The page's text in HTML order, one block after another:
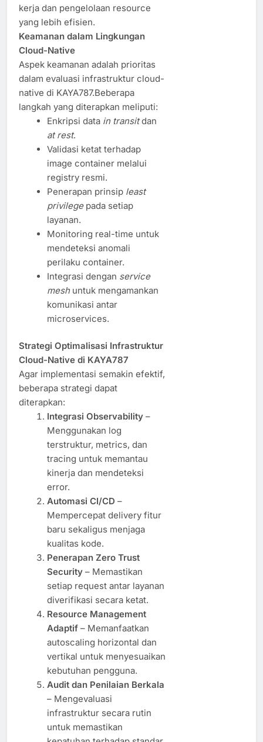
kerja dan pengelolaan resource
yang lebih efisien.
Keamanan dalam Lingkungan
Cloud-Native
Aspek keamanan adalah prioritas
dalam evaluasi infrastruktur cloud-
native di KAYA787.Beberapa
langkah yang diterapkan meliputi:
Enkripsi data in transitdan
at rest.
Validasi ketat terhadap
image container melalui
registry resmi.
Penerapan prinsip least
privilegepada setiap
layanan.
Monitoring real-time untuk
mendeteksi anomali
perilaku container.
Integrasi dengan service
meshuntuk mengamankan
komunikasi antar
microservices.
Strategi Optimalisasi Infrastruktur
Cloud-Native di KAYA787
Agar implementasi semakin efektif,
beberapa strategi dapat
diterapkan:
Integrasi Observability–
Menggunakan log
terstruktur, metrics, dan
tracing untuk memantau
kinerja dan mendeteksi
error.
Automasi CI/CD –
Mempercepat delivery fitur
baru sekaligus menjaga
kualitas kode.
Penerapan Zero Trust
Security– Memastikan
setiap request antar layanan
diverifikasi secara ketat.
Resource Management
Adaptif– Memanfaatkan
autoscaling horizontal dan
vertikal untuk menyesuaikan
kebutuhan pengguna.
Audit dan Penilaian Berkala
– Mengevaluasi
infrastruktur secara rutin
untuk memastikan